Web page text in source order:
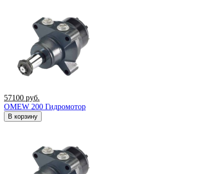
57100 руб.
OMEW 200 Гидромотор
В корзину